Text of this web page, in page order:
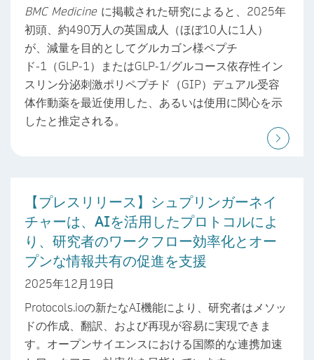
BMC Medicine に掲載された研究によると、2025年
初頭、約490万人の英国成人（ほぼ10人に1人）
が、減量を目的としてグルカゴン様ペプチ
ド-1（GLP-1）またはGLP-1/グルコース依存性イン
スリン分泌刺激ポリペプチド（GIP）デュアル受容
体作動薬を最近使用した、あるいは使用に関心を示
したと推定される。
【プレスリリース】シュプリンガーネイ
チャーは、AIを活用したプロトコルによ
り、研究者のワークフロー効率化とオー
プンな情報共有の促進を支援
2025年12月19日
Protocols.ioの新たなAI機能により、研究者はメソッ
ドの作成、翻訳、および再現が容易に実現できま
す。オープンサイエンスにおける国際的な連携加速